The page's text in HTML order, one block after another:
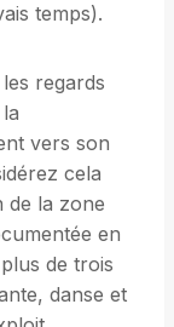
temps).
regards
vers son
cela
de la zone
en
de trois
danse et